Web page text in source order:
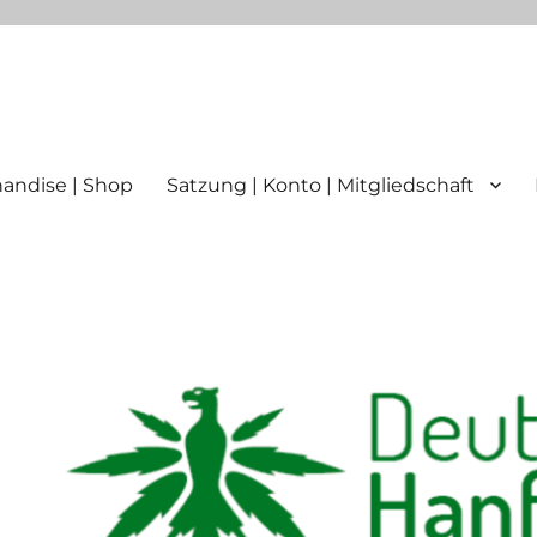
| Shop Satzung | Konto | Mitgliedschaft